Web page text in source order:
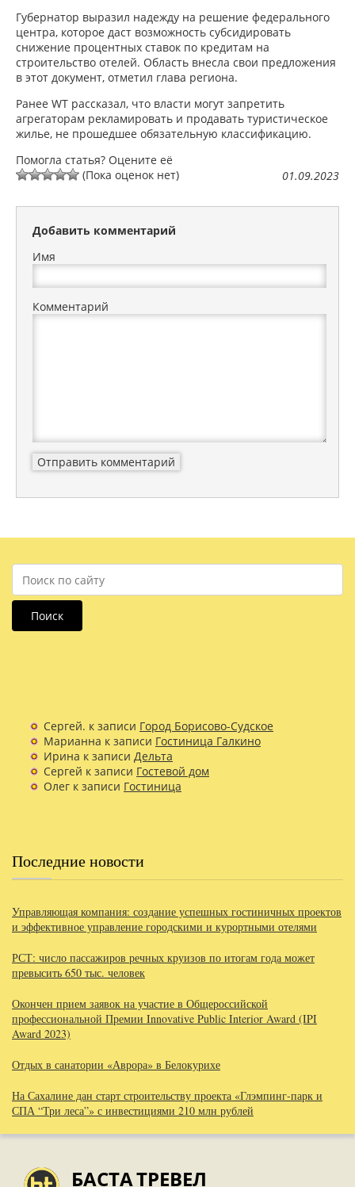
Губернатор выразил надежду на решение федерального
центра, которое даст возможность субсидировать
снижение процентных ставок по кредитам на
строительство отелей. Область внесла свои предложения
в этот документ, отметил глава региона.
Ранее WT рассказал, что власти могут запретить
агрегаторам рекламировать и продавать туристическое
жилье, не прошедшее обязательную классификацию.
01.09.2023
Помогла статья? Оцените её
(Пока оценок нет)
Добавить комментарий
Имя
Комментарий
Поиск
Сергей. к записи Город Борисово-Судское
Марианна к записи Гостиница Галкино
Ирина к записи Дельта
Сергей к записи Гостевой дом
Олег к записи Гостиница
Последние новости
Управляющая компания: создание успешных гостиничных проектов
и эффективное управление городскими и курортными отелями
РСТ: число пассажиров речных круизов по итогам года может
превысить 650 тыс. человек
Окончен прием заявок на участие в Общероссийской
профессиональной Премии Innovative Public Interior Award (IPI
Award 2023)
Отдых в санатории «Аврора» в Белокурихе
На Сахалине дан старт строительству проекта «Глэмпинг-парк и
СПА “Три леса”» с инвестициями 210 млн рублей
БАСТАТРЕВЕЛ